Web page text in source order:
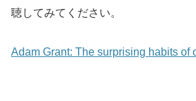
聴してみてください。
Adam Grant: The surprising habits of